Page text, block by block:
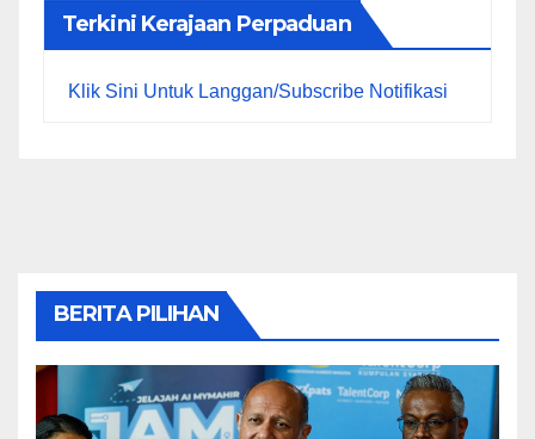
Terkini Kerajaan Perpaduan
Klik Sini Untuk Langgan/Subscribe Notifikasi
BERITA PILIHAN